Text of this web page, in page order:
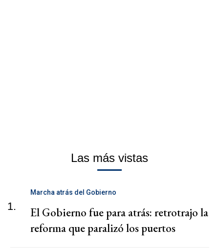
Las más vistas
1.
Marcha atrás del Gobierno
El Gobierno fue para atrás: retrotrajo la
reforma que paralizó los puertos